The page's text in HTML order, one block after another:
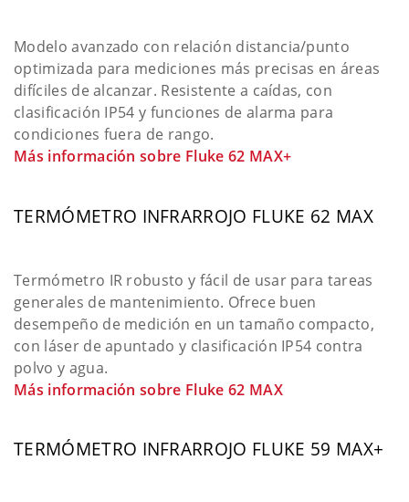
Modelo avanzado con relación distancia/punto
optimizada para mediciones más precisas en áreas
difíciles de alcanzar. Resistente a caídas, con
clasificación IP54 y funciones de alarma para
condiciones fuera de rango.
Más información sobre Fluke 62 MAX+
TERMÓMETRO INFRARROJO FLUKE 62 MAX
Termómetro IR robusto y fácil de usar para tareas
generales de mantenimiento. Ofrece buen
desempeño de medición en un tamaño compacto,
con láser de apuntado y clasificación IP54 contra
polvo y agua.
Más información sobre Fluke 62 MAX
TERMÓMETRO INFRARROJO FLUKE 59 MAX+